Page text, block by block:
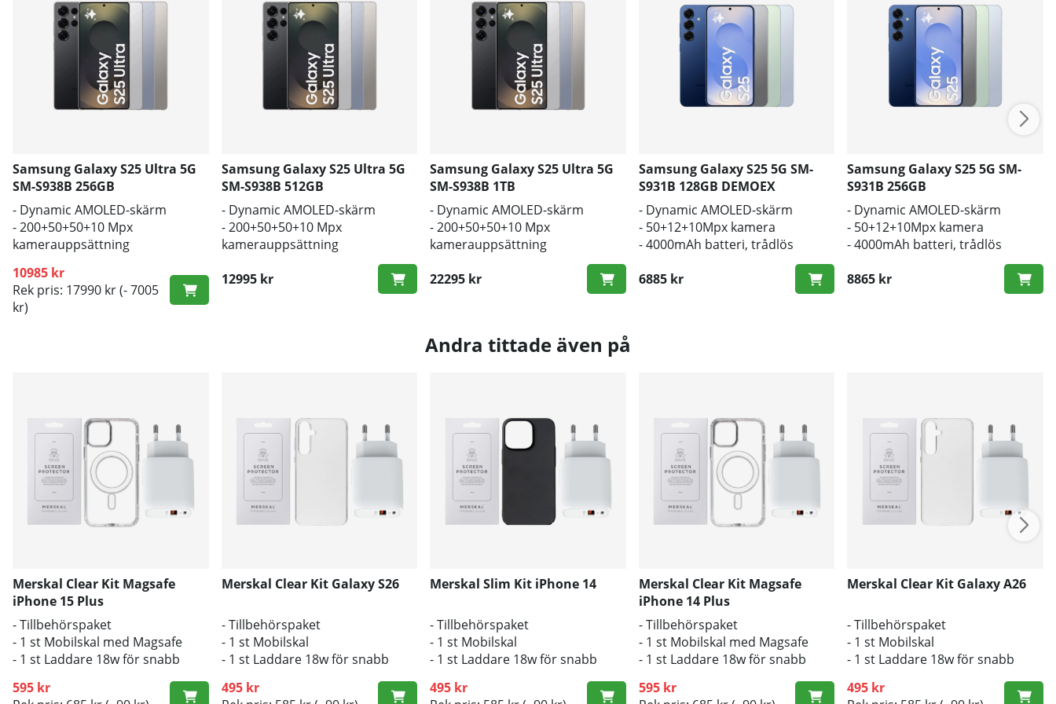
Samsung Galaxy S25 Ultra 5G
SM-S938B 256GB
- Dynamic AMOLED-skärm
- 200+50+50+10 Mpx
kamerauppsättning
laddning
10985 kr
Rek pris: 17990 kr(- 7005
kr)
Samsung Galaxy S25 Ultra 5G
SM-S938B 512GB
- Dynamic AMOLED-skärm
- 200+50+50+10 Mpx
kamerauppsättning
laddning
12995 kr
Samsung Galaxy S25 Ultra 5G
SM-S938B 1TB
- Dynamic AMOLED-skärm
- 200+50+50+10 Mpx
kamerauppsättning
laddning
22295 kr
Samsung Galaxy S25 5G SM-
S931B 128GB DEMOEX
- Dynamic AMOLED-skärm
- 50+12+10Mpx kamera
- 4000mAh batteri, trådlös
6885 kr
Samsung Galaxy S25 5G SM-
S931B 256GB
- Dynamic AMOLED-skärm
- 50+12+10Mpx kamera
- 4000mAh batteri, trådlös
8865 kr
Andra tittade även på
Merskal Clear Kit Magsafe
iPhone 15 Plus
- Tillbehörspaket
- 1 st Mobilskal med Magsafe
- 1 st Laddare 18w för snabb
595 kr
Merskal Clear Kit Galaxy S26
- Tillbehörspaket
- 1 st Mobilskal
- 1 st Laddare 18w för snabb
495 kr
Merskal Slim Kit iPhone 14
- Tillbehörspaket
- 1 st Mobilskal
- 1 st Laddare 18w för snabb
495 kr
Merskal Clear Kit Magsafe
iPhone 14 Plus
- Tillbehörspaket
- 1 st Mobilskal med Magsafe
- 1 st Laddare 18w för snabb
595 kr
Merskal Clear Kit Galaxy A26
- Tillbehörspaket
- 1 st Mobilskal
- 1 st Laddare 18w för snabb
495 kr